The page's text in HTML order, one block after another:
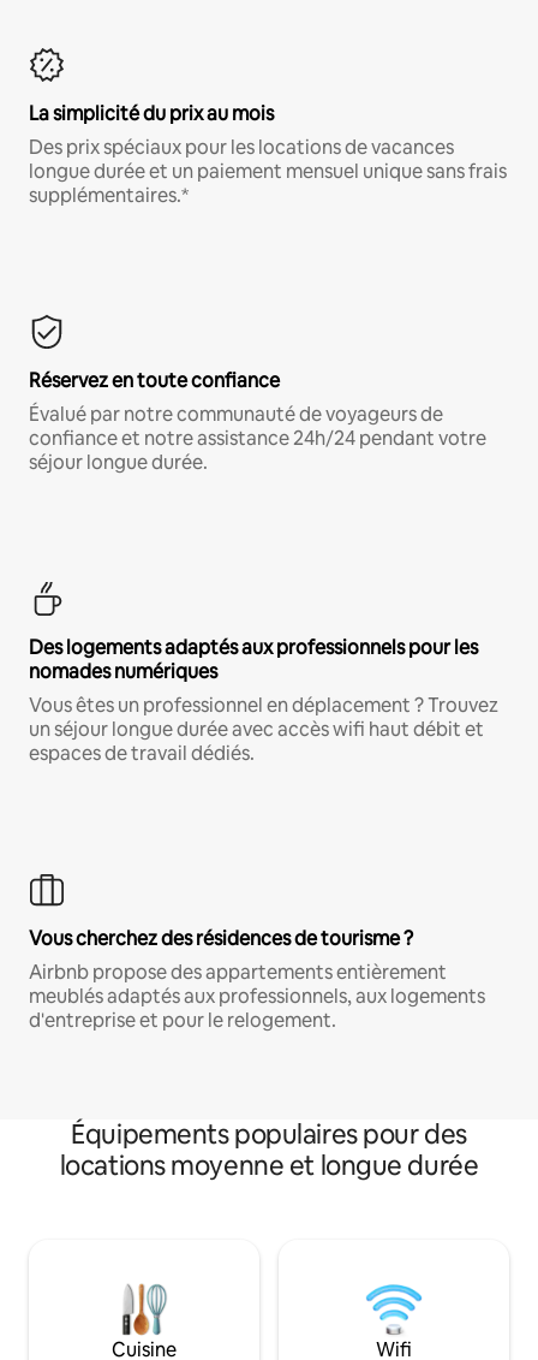
La simplicité du prix au mois
Des prix spéciaux pour les locations de vacances
longue durée et un paiement mensuel unique sans frais
supplémentaires.*
Réservez en toute confiance
Évalué par notre communauté de voyageurs de
confiance et notre assistance 24h/24 pendant votre
séjour longue durée.
Des logements adaptés aux professionnels pour les
nomades numériques
Vous êtes un professionnel en déplacement ? Trouvez
un séjour longue durée avec accès wifi haut débit et
espaces de travail dédiés.
Vous cherchez des résidences de tourisme ?
Airbnb propose des appartements entièrement
meublés adaptés aux professionnels, aux logements
d'entreprise et pour le relogement.
Équipements populaires pour des
locations moyenne et longue durée
Cuisine Wifi